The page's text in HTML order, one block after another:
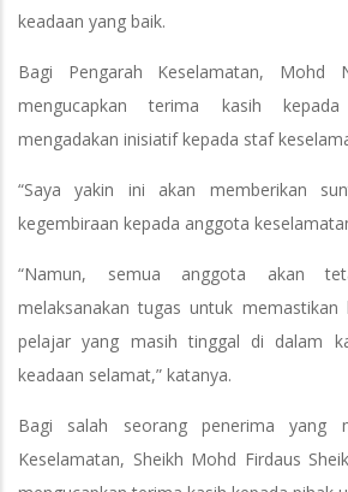
keadaan yang baik.
Bagi Pengarah Keselamatan, Mohd
mengucapkan terima kasih
mengadakan inisiatif kepada staf
“Saya yakin ini akan memberikan
kegembiraan kepada anggota
“Namun, semua anggota akan
melaksanakan tugas untuk memastikan
pelajar yang masih tinggal di dalam
keadaan selamat,” katanya.
Bagi salah seorang penerima yang
Keselamatan, Sheikh Mohd Firdaus